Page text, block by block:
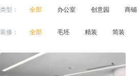
类型： 全部 办公室 创意园 商铺
装修： 全部 毛坯 精装 简装